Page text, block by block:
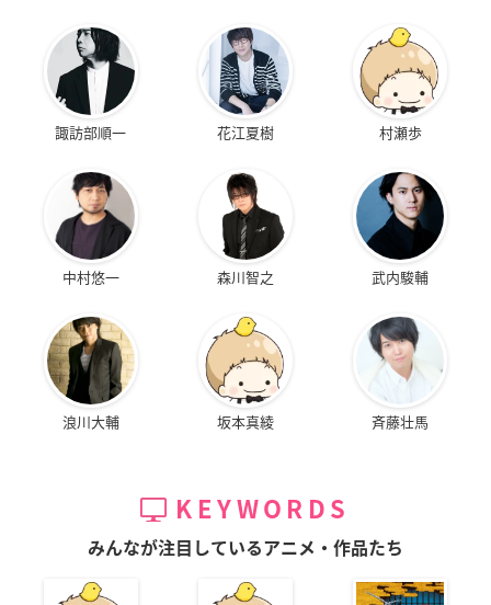
諏訪部順一 花江夏樹 村瀬歩
中村悠一 森川智之 武内駿輔
浪川大輔 坂本真綾 斉藤壮馬
KEYWORDS
みんなが注目しているアニメ・作品たち